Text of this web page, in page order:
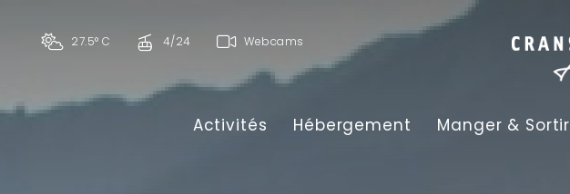
27.5° C 4/24 Webcams
Activités Hébergement Manger & Sortir